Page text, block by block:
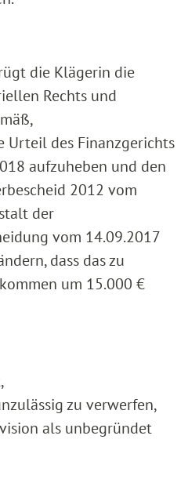
die Klägerin die
Rechts und
Urteil des Finanzgerichts
aufzuheben und den
2012 vom
der
vom 14.09.2017
dass das zu
um 15.000 €
zu verwerfen,
als unbegründet